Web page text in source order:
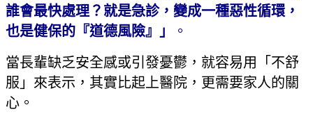
誰會最快處理？就是急診，變成一種惡性循環，
也是健保的『道德風險』」
。
當長輩缺乏安全感或引發憂鬱，就容易用「不舒
服」來表示，其實比起上醫院，更需要家人的關
心。